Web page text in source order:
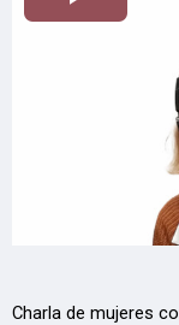
Charla de mujeres